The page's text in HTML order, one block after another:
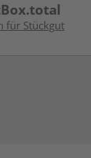
für Stückgut